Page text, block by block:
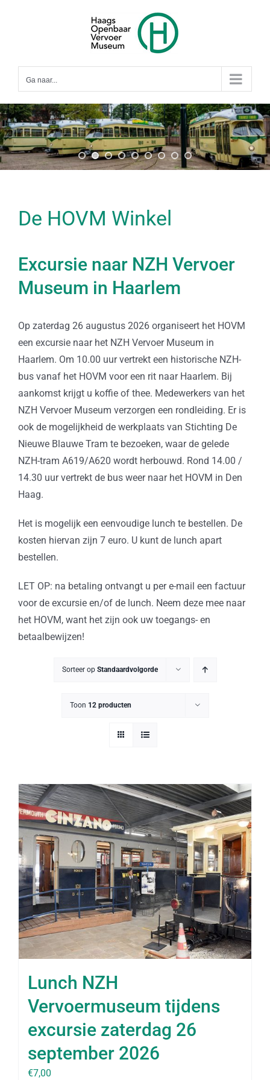
Ga naar...
De HOVM Winkel
Excursie naar NZH Vervoer
Museum in Haarlem
Op zaterdag 26 augustus 2026 organiseert het HOVM
een excursie naar het NZH Vervoer Museum in
Haarlem. Om 10.00 uur vertrekt een historische NZH-
bus vanaf het HOVM voor een rit naar Haarlem. Bij
aankomst krijgt u koffie of thee. Medewerkers van het
NZH Vervoer Museum verzorgen een rondleiding. Er is
ook de mogelijkheid de werkplaats van Stichting De
Nieuwe Blauwe Tram te bezoeken, waar de gelede
NZH-tram A619/A620 wordt herbouwd. Rond 14.00 /
14.30 uur vertrekt de bus weer naar het HOVM in Den
Haag.
Het is mogelijk een eenvoudige lunch te bestellen. De
kosten hiervan zijn 7 euro. U kunt de lunch apart
bestellen.
LET OP: na betaling ontvangt u per e-mail een factuur
voor de excursie en/of de lunch. Neem deze mee naar
het HOVM, want het zijn ook uw toegangs- en
betaalbewijzen!
Sorteer op Standaardvolgorde
Toon 12 producten
Lunch NZH
Vervoermuseum tijdens
excursie zaterdag 26
september 2026
€7,00